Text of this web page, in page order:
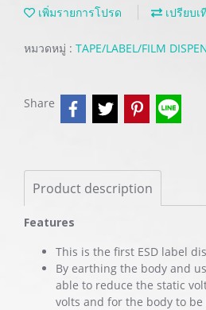
เพิ่มรายการโปรด เปรียบเ
หมวดหมู่ : TAPE/LABEL/FILM
Share
Product description
Features
This is the first ESD label
By earthing the body and
able to reduce the static
volts and for the body to be